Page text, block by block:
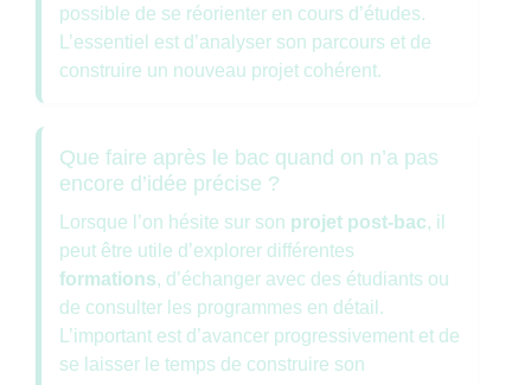
possible de se réorienter en cours d’études.
L’essentiel est d’analyser son parcours et de
construire un nouveau projet cohérent.
Que faire après le bac quand on n’a pas
encore d’idée précise ?
Lorsque l’on hésite sur son projet post-bac, il
peut être utile d’explorer différentes
formations, d’échanger avec des étudiants ou
de consulter les programmes en détail.
L’important est d’avancer progressivement et de
se laisser le temps de construire son